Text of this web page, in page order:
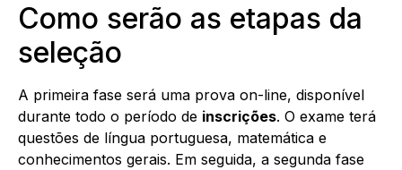
Como serão as etapas da
seleção
A primeira fase será uma prova on-line, disponível
durante todo o período de inscrições. O exame terá
questões de língua portuguesa, matemática e
conhecimentos gerais. Em seguida, a segunda fase